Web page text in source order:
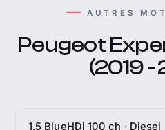
AUTRES
Peugeot
(2019 -
1.5 BlueHDi 100 ch · Diesel